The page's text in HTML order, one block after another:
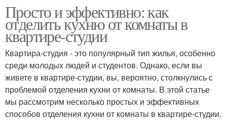
Просто и эффективно: как
отделить кухню от комнаты в
квартире-студии
Квартира-студия - это популярный тип жилья, особенно
среди молодых людей и студентов. Однако, если вы
живете в квартире-студии, вы, вероятно, столкнулись с
проблемой отделения кухни от комнаты. В этой статье
мы рассмотрим несколько простых и эффективных
способов отделения кухни от комнаты в квартире-студии.